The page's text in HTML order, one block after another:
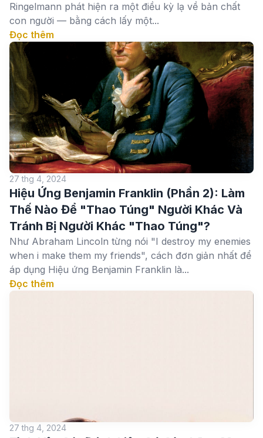
Ringelmann phát hiện ra một điều kỳ lạ về bản chất
con người — bằng cách lấy một...
Đọc thêm
27 thg 4, 2024
Hiệu Ứng Benjamin Franklin (Phần 2): Làm
Thế Nào Để "Thao Túng" Người Khác Và
Tránh Bị Người Khác "Thao Túng"?
Như Abraham Lincoln từng nói "I destroy my enemies
when i make them my friends", cách đơn giản nhất để
áp dụng Hiệu ứng Benjamin Franklin là...
Đọc thêm
27 thg 4, 2024